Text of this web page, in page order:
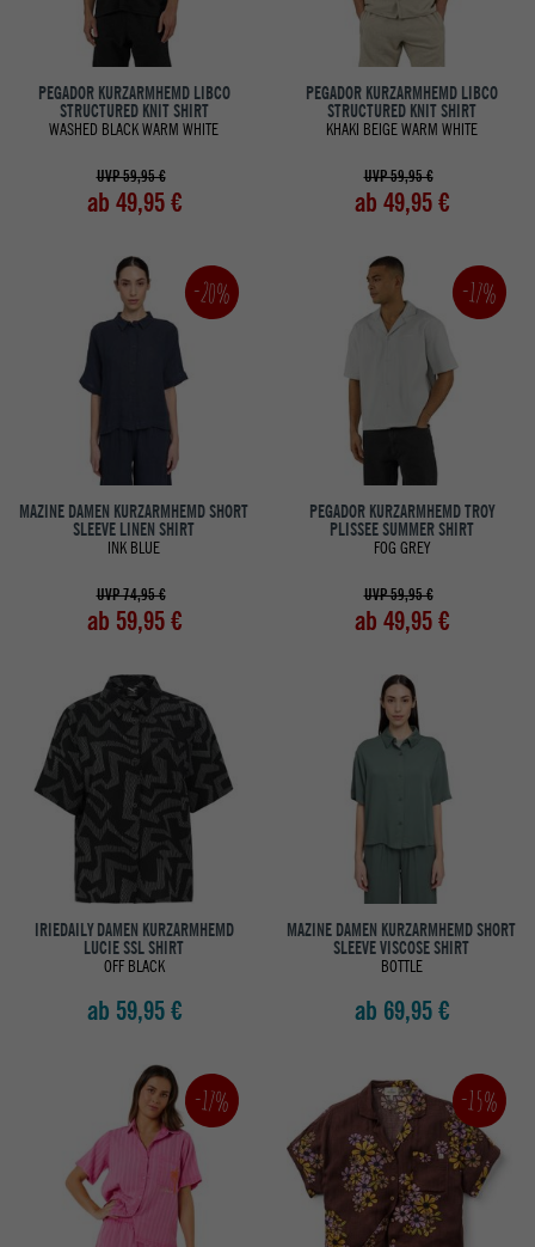
PEGADOR KURZARMHEMD LIBCO
STRUCTURED KNIT SHIRT
WASHED BLACK WARM WHITE
UVP 59,95 €
ab 49,95 €
PEGADOR KURZARMHEMD LIBCO
STRUCTURED KNIT SHIRT
KHAKI BEIGE WARM WHITE
UVP 59,95 €
ab 49,95 €
-20%
MAZINE DAMEN KURZARMHEMD SHORT
SLEEVE LINEN SHIRT
INK BLUE
UVP 74,95 €
ab 59,95 €
-17%
PEGADOR KURZARMHEMD TROY
PLISSEE SUMMER SHIRT
FOG GREY
UVP 59,95 €
ab 49,95 €
IRIEDAILY DAMEN KURZARMHEMD
LUCIE SSL SHIRT
OFF BLACK
ab 59,95 €
MAZINE DAMEN KURZARMHEMD SHORT
SLEEVE VISCOSE SHIRT
BOTTLE
ab 69,95 €
-17% -15%